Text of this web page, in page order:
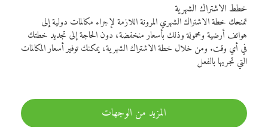
خطط الاشتراك الشهرية
تمنحك خطة الاشتراك الشهري المرونة اللازمة لإجراء مكالمات دولية إلى
هواتف أرضية ومحمولة وذلك بأسعار منخفضة، دون الحاجة إلى تجديد خطتك
في أي وقت. ومن خلال خطة الاشتراك الشهرية، يمكنك توفير أسعار المكالمات
التي تجريها بالفعل
المزيد من الوجهات